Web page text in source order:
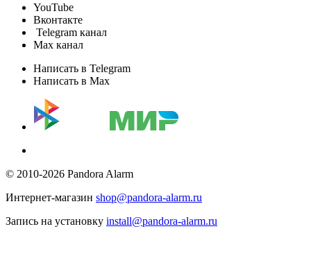
YouTube
Вконтакте
Telegram канал
Max канал
Написать в Telegram
Написать в Max
© 2010-2026 Pandora Alarm
Интернет-магазин shop@pandora-alarm.ru
Запись на установку install@pandora-alarm.ru